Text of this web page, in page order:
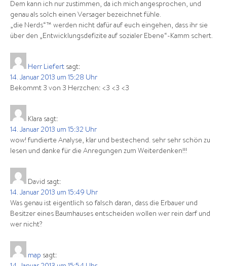
Dem kann ich nur zustimmen, da ich mich angesprochen, und
genau als solch einen Versager bezeichnet fühle.
„die Nerds“™ werden nicht dafür auf euch eingehen, dass ihr sie
über den „Entwicklungsdefizite auf sozialer Ebene“-Kamm schert.
Herr Liefert sagt:
14. Januar 2013 um 15:28 Uhr
Bekommt 3 von 3 Herzchen: <3 <3 <3
Klara sagt:
14. Januar 2013 um 15:32 Uhr
wow! fundierte Analyse, klar und bestechend. sehr sehr schön zu
lesen und danke für die Anregungen zum Weiterdenken!!!
David sagt:
14. Januar 2013 um 15:49 Uhr
Was genau ist eigentlich so falsch daran, dass die Erbauer und
Besitzer eines Baumhauses entscheiden wollen wer rein darf und
wer nicht?
map sagt: